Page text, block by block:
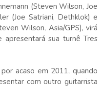
(Steven Wilson, Joe
(Joe Satriani, Dethklok) e
Wilson, Asia/GPS), virá
sua turnê Tres
acaso em 2011, quando
com outro guitarrista